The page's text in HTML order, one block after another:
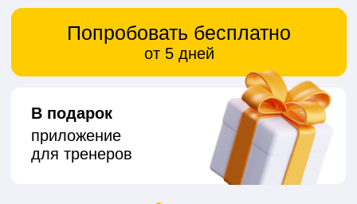
спортивных школ и центров:
от заморозок абонементов
до аренды залов